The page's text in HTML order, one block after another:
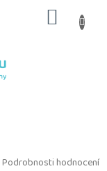
KOŠÍK
Podrobnosti hodnocení